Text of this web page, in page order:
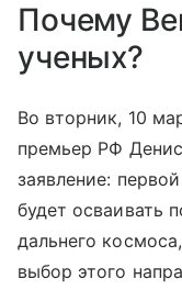
Почему
ученых?
Во вторник, 10
премьер РФ
заявление:
будет осваивать
дальнего
выбор этого